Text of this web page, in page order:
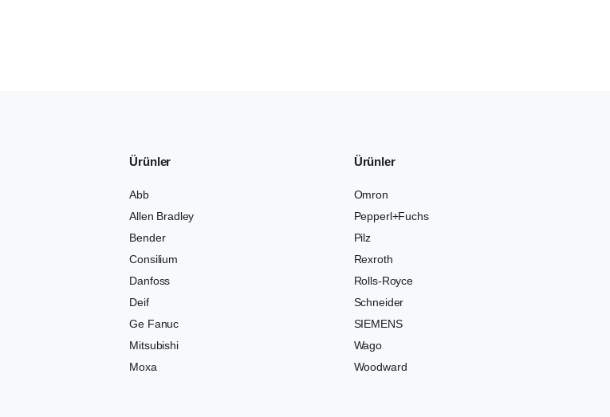
Ürünler
Abb
Allen Bradley
Bender
Consilium
Danfoss
Deif
Ge Fanuc
Mitsubishi
Moxa
Ürünler
Omron
Pepperl+Fuchs
Pilz
Rexroth
Rolls-Royce
Schneider
SIEMENS
Wago
Woodward